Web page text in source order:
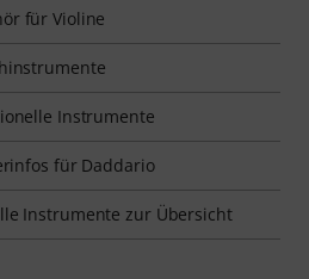
für Violine
Instrumente
für Daddario
Instrumente zur Übersicht